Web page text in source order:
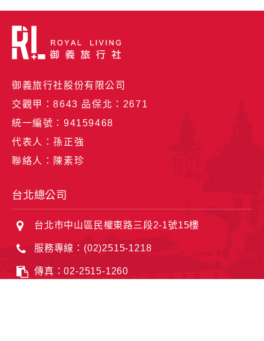
御義旅行社股份有限公司
交觀甲：8643 品保北：2671
統一編號：94159468
代表人：孫正強
聯絡人：陳素珍
台北總公司
台北市中山區民權東路三段2-1號15樓
服務專線：(02)2515-1218
傳真：02-2515-1260